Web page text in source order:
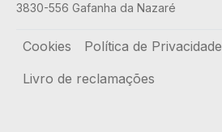
3830-556 Gafanha da Nazaré
Rodapé
Cookies
Política de Privacidade
Livro de reclamações